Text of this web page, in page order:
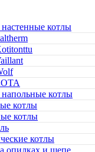
котлы
напольные котлы
котлы
котлы
котлы